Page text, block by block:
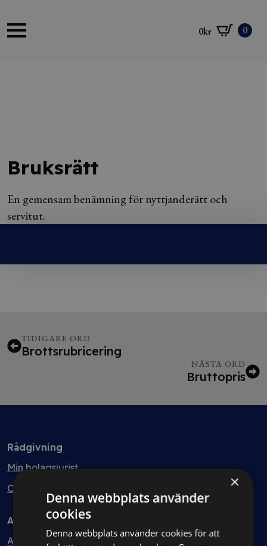
0kr 0
Bruksrätt
En gemensam benämning för nyttjanderätt och
servitut.
TIDIGARE ORD
Brottsrubricering
NÄSTA ORD
Bruttopris
Rådgivning
Min bolagsjurist
Ombud
Avtal
Avtalshantering
×
Denna webbplats använder
cookies
Denna webbplats använder cookies för att